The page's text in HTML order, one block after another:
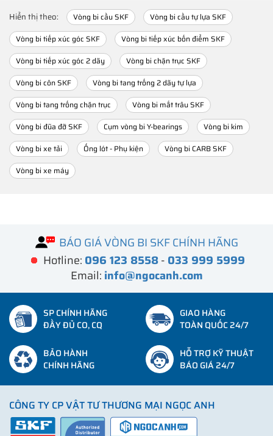
Hiển thị theo: Vòng bi cầu SKF
Vòng bi cầu tự lựa SKF
Vòng bi tiếp xúc góc SKF
Vòng bi tiếp xúc bốn điểm SKF
Vòng bi tiếp xúc góc 2 dãy
Vòng bi chặn trục SKF
Vòng bi côn SKF
Vòng bi tang trống 2 dãy tự lựa
Vòng bi tang trống chặn trục
Vòng bi mắt trâu SKF
Vòng bi đũa đỡ SKF
Cụm vòng bi Y-bearings
Vòng bi kim
Vòng bi xe tải
Ống lót - Phụ kiện
Vòng bi CARB SKF
Vòng bi xe máy
BÁO GIÁ VÒNG BI SKF CHÍNH HÃNG
Hotline: 096 123 8558- 033 999 5999
Email: info@ngocanh.com
SP CHÍNH HÃNG
ĐẦY ĐỦ CO, CQ
GIAO HÀNG
TOÀN QUỐC 24/7
BẢO HÀNH
CHÍNH HÃNG
HỖ TRỢ KỸ THUẬT
BÁO GIÁ 24/7
CÔNG TY CP VẬT TƯ THƯƠNG MẠI NGỌC ANH